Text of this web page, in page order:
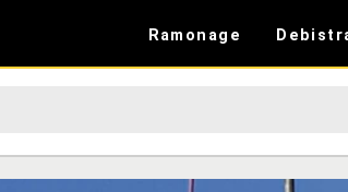
Ramonage